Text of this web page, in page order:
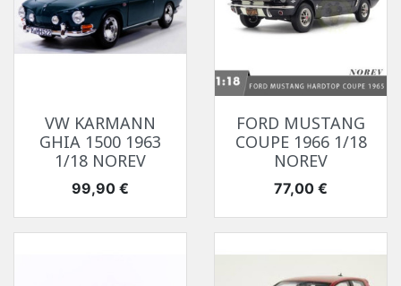
VW KARMANN
GHIA 1500 1963
1/18 NOREV
Prix
99,90 €
FORD MUSTANG
COUPE 1966 1/18
NOREV
Prix
77,00 €